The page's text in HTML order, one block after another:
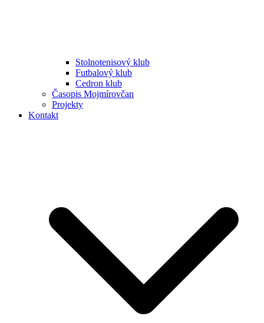
Stolnotenisový klub
Futbalový klub
Cedron klub
Časopis Mojmírovčan
Projekty
Kontakt